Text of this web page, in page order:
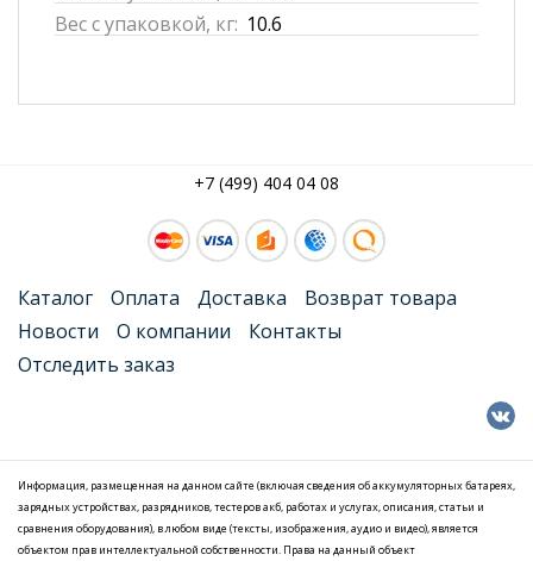
Вес с упаковкой, кг: 10.6
+7 (499) 404 04 08
Каталог Оплата Доставка
Возврат товара
Новости
О компании
Контакты
Отследить заказ
Информация, размещенная на данном сайте (включая сведения об аккумуляторных батареях,
зарядных устройствах, разрядников, тестеров акб, работах и услугах, описания, статьи и
сравнения оборудования), в любом виде (тексты, изображения, аудио и видео), является
объектом прав интеллектуальной собственности. Права на данный объект